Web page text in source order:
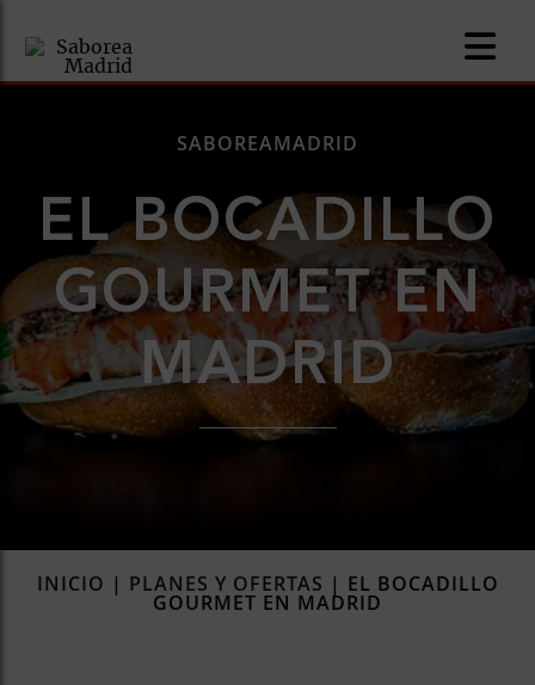
SABOREAMADRID
EL BOCADILLO
GOURMET EN
MADRID
INICIO | PLANES Y OFERTAS | EL BOCADILLO
GOURMET EN MADRID